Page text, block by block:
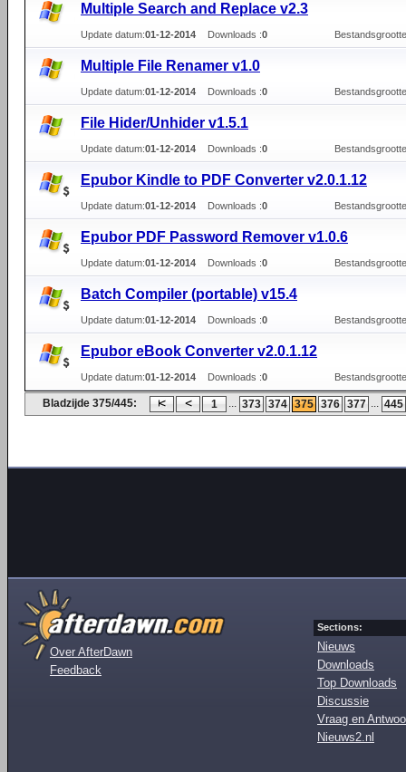
Multiple Search and Replace v2.3
Update datum:01-12-2014 Downloads :0
Multiple File Renamer v1.0
Update datum:01-12-2014 Downloads :0
File Hider/Unhider v1.5.1
Update datum:01-12-2014 Downloads :0
Epubor Kindle to PDF Converter v2.0.1.12
Update datum:01-12-2014 Downloads :0
Epubor PDF Password Remover v1.0.6
Update datum:01-12-2014 Downloads :0
Batch Compiler (portable) v15.4
Update datum:01-12-2014 Downloads :0
Epubor eBook Converter v2.0.1.12
Update datum:01-12-2014 Downloads :0
Bladzijde 375/445: 1 ... 373 374 375 376 377 ... 445
Over AfterDawn
Feedback
Sections:
Nieuws
Downloads
Top Downloads
Discussie
Vraag en
Nieuws2.nl